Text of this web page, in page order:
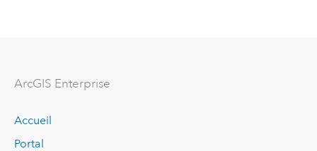
ArcGIS Enterprise
Accueil
Portal